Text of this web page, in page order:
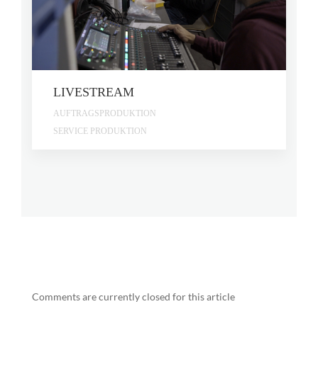
LIVESTREAM
AUFTRAGSPRODUKTION
SERVICE PRODUKTION
Comments are currently closed for this article